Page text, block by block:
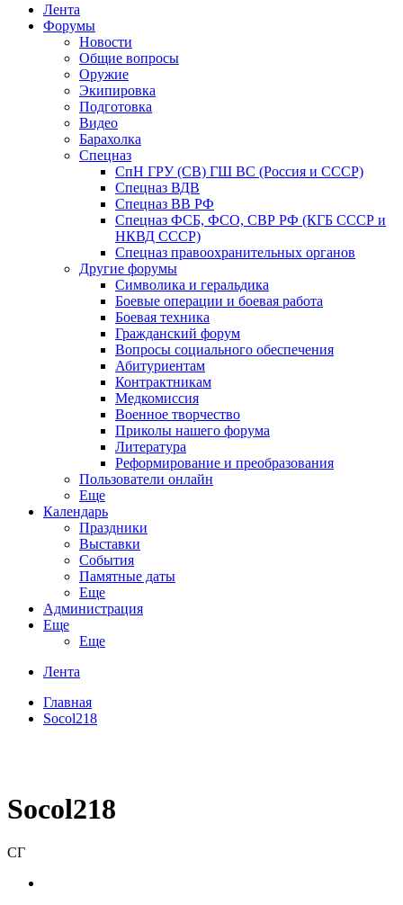
Лента
Форумы
Новости
Общие вопросы
Оружие
Экипировка
Подготовка
Видео
Барахолка
Спецназ
СпН ГРУ (СВ) ГШ ВС (Россия и СССР)
Спецназ ВДВ
Спецназ ВВ РФ
Спецназ ФСБ, ФСО, СВР РФ (КГБ СССР и
НКВД СССР)
Спецназ правоохранительных органов
Другие форумы
Символика и геральдика
Боевые операции и боевая работа
Боевая техника
Гражданский форум
Вопросы социального обеспечения
Абитуриентам
Контрактникам
Медкомиссия
Военное творчество
Приколы нашего форума
Литература
Реформирование и преобразования
Пользователи онлайн
Еще
Календарь
Праздники
Выставки
События
Памятные даты
Еще
Администрация
Еще
Еще
Лента
Главная
Socol218
Socol218
СГ